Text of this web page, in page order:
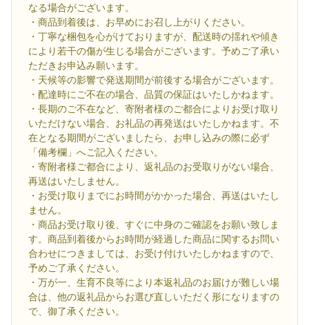
なる場合がございます。
・商品到着後は、お早めにお召し上がりください。
・丁寧な梱包を心がけておりますが、配送時の揺れや傾き
により若干の傷が生じる場合がございます。予めご了承い
ただきお申込み願います。
・天候等の影響で発送期間が前後する場合がございます。
・配達時にご不在の場合、品質の保証はいたしかねます。
・長期のご不在など、寄附者様のご都合によりお受け取り
いただけない場合、お礼品の再発送はいたしかねます。不
在となる期間がございましたら、お申し込みの際に必ず
「備考欄」へご記入ください。
・寄附者様ご都合により、返礼品のお受取りがない場合、
再送はいたしません。
・お受け取りまでにお時間がかかった場合、再送はいたし
ません。
・商品お受け取り後、すぐに中身のご確認をお願い致しま
す。商品到着後からお時間が経過した商品に関するお問い
合わせにつきましては、お受け付けいたしかねますので、
予めご了承ください。
・万が一、生育不良等により本返礼品のお届けが難しい場
合は、他の返礼品からお選び直しいただく形になりますの
で、御了承ください。